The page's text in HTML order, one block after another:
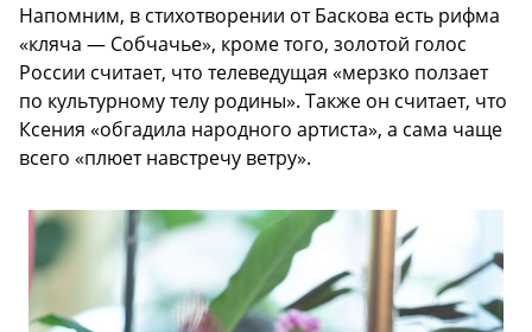
Напомним, в стихотворении от Баскова есть рифма
«кляча — Собчачье», кроме того, золотой голос
России считает, что телеведущая «мерзко ползает
по культурному телу родины». Также он считает, что
Ксения «обгадила народного артиста», а сама чаще
всего «плюет навстречу ветру».